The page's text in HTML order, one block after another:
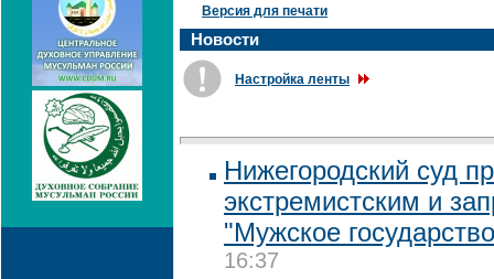
Версия для печати
Новости
Настройка ленты
Нижегородский суд
экстремистским и
"Мужское
16:37